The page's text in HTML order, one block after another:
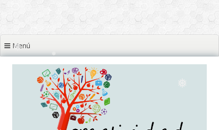
❅
❅
❅
❅
❅
❅
❅
Menú